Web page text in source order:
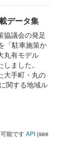
データ集
協議会の発足
「駐車施策か
丸有モデル
ました。
大手町・丸の
関する地域ル
能ですAPI (see